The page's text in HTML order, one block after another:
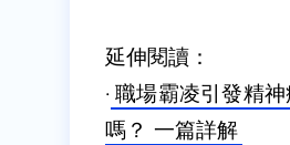
延伸閱讀：
· 職場霸凌引發精
嗎？ 一篇詳解